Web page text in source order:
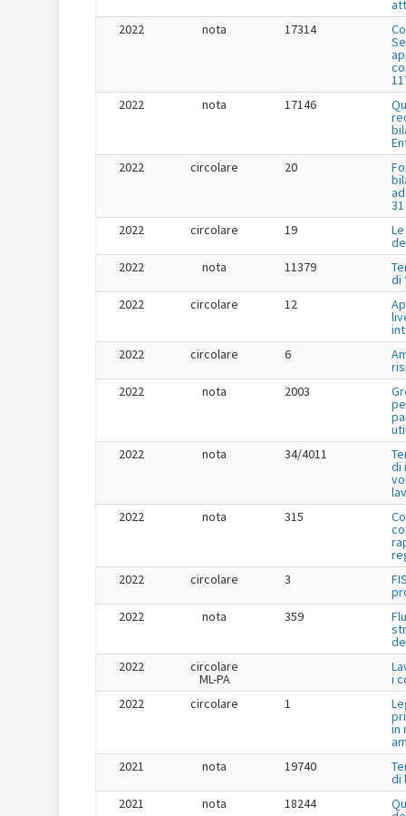
2022
nota 17314
2022
nota 17146
2022
circolare 20
2022
circolare 19
2022
nota 11379
di
2022
circolare 12
2022
circolare 6
2022
nota 2003
2022
nota 34/4011
di
2022
nota 315
2022
circolare 3
2022
nota 359
2022
circolare
ML-PA
i
2022
circolare 1
in
2021
nota 19740
di
2021
nota 18244